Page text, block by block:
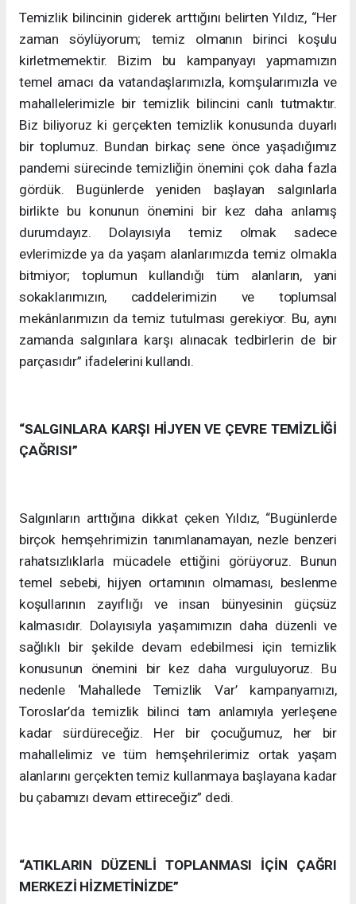
Temizlik bilincinin giderek arttığını belirten Yıldız, “Her
zaman söylüyorum; temiz olmanın birinci koşulu
kirletmemektir. Bizim bu kampanyayı yapmamızın
temel amacı da vatandaşlarımızla, komşularımızla ve
mahallelerimizle bir temizlik bilincini canlı tutmaktır.
Biz biliyoruz ki gerçekten temizlik konusunda duyarlı
bir toplumuz. Bundan birkaç sene önce yaşadığımız
pandemi sürecinde temizliğin önemini çok daha fazla
gördük. Bugünlerde yeniden başlayan salgınlarla
birlikte bu konunun önemini bir kez daha anlamış
durumdayız. Dolayısıyla temiz olmak sadece
evlerimizde ya da yaşam alanlarımızda temiz olmakla
bitmiyor; toplumun kullandığı tüm alanların, yani
sokaklarımızın, caddelerimizin ve toplumsal
mekânlarımızın da temiz tutulması gerekiyor. Bu, aynı
zamanda salgınlara karşı alınacak tedbirlerin de bir
parçasıdır” ifadelerini kullandı.
“SALGINLARA KARŞI HİJYEN VE ÇEVRE TEMİZLİĞİ
ÇAĞRISI”
Salgınların arttığına dikkat çeken Yıldız, “Bugünlerde
birçok hemşehrimizin tanımlanamayan, nezle benzeri
rahatsızlıklarla mücadele ettiğini görüyoruz. Bunun
temel sebebi, hijyen ortamının olmaması, beslenme
koşullarının zayıflığı ve insan bünyesinin güçsüz
kalmasıdır. Dolayısıyla yaşamımızın daha düzenli ve
sağlıklı bir şekilde devam edebilmesi için temizlik
konusunun önemini bir kez daha vurguluyoruz. Bu
nedenle ‘Mahallede Temizlik Var’ kampanyamızı,
Toroslar’da temizlik bilinci tam anlamıyla yerleşene
kadar sürdüreceğiz. Her bir çocuğumuz, her bir
mahallelimiz ve tüm hemşehrilerimiz ortak yaşam
alanlarını gerçekten temiz kullanmaya başlayana kadar
bu çabamızı devam ettireceğiz” dedi.
“ATIKLARIN DÜZENLİ TOPLANMASI İÇİN ÇAĞRI
MERKEZİ HİZMETİNİZDE”